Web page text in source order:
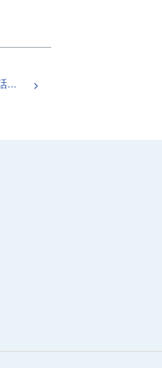
都市は城壁に囲まれている話。ソウル編